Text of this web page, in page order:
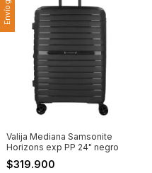
Valija Mediana Samsonite
Horizons exp PP 24" negro
$319.900